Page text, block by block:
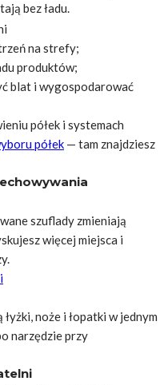
bez ładu.
na strefy;
produktów;
blat i wygospodarować
półek i systemach
półek — tam znajdziesz
szuflady zmieniają
więcej miejsca i
noże i łopatki w jednym
narzędzie przy